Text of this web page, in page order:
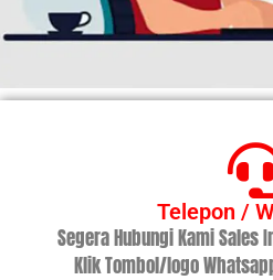
Telepon /
Segera Hubungi Kami Sales
Klik Tombol/logo